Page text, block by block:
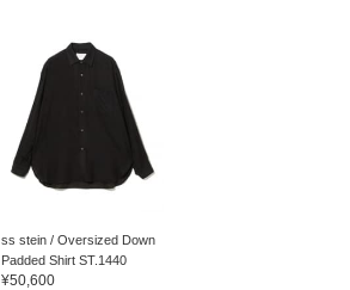
ss stein / Oversized Down
Padded Shirt ST.1440
¥50,600